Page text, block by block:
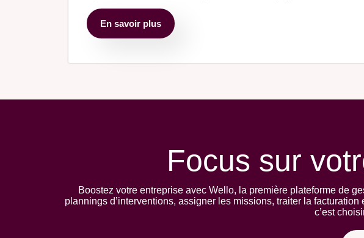
En savoir plus
Focus sur
Boostez votre entreprise avec Wello, la première plateforme de
plannings d’interventions, assigner les missions, traiter la
c’est